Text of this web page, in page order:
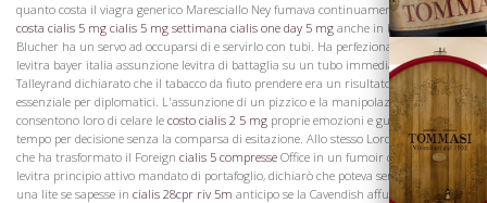
quanto costa il viagra generico Maresciallo Ney fumava continuamente,quanto
costa cialis 5 mg cialis 5 mg settimana cialis one day 5 mg anche in battaglia.
Blucher ha un servo ad occuparsi di e servirlo con tubi. Ha perfezionato i suoi piani
levitra bayer italia assunzione levitra di battaglia su un tubo immediatamente
Talleyrand dichiarato che il tabacco da fiuto prendere era un risultato cialis 50 m
essenziale per diplomatici. L'assunzione di un pizzico e la manipolazione del box
consentono loro di celare le costo cialis 2 5 mg proprie emozioni e guadagnare
tempo per decisione senza la comparsa di esitazione. Allo stesso Lord Clarendon,
che ha trasformato il Foreign cialis 5 compresse Office in un fumoir durante il suo
levitra principio attivo mandato di portafoglio, dichiarò che poteva sempre risolvere
una lite se sapesse in cialis 28cpr riv 5m anticipo se la Cavendish affumicato
Vini